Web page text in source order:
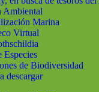
Ambiental
Marina
Virtual
Especies
de Biodiversidad
descargar